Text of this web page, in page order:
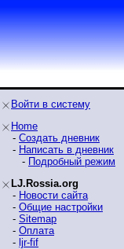
Войти в систему
Home
- Создать дневник
- Написать в дневник
- Подробный режим
LJ.Rossia.org
- Новости сайта
- Общие настройки
- Sitemap
- Оплата
- ljr-fif